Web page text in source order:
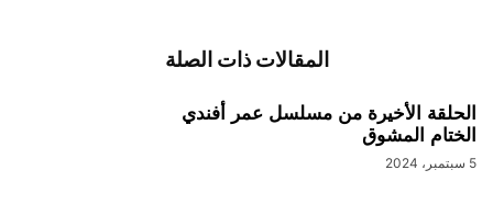
المقالات ذات الصلة
الحلقة الأخيرة من مسلسل عمر أفندي
الختام المشوق
5 سبتمبر، 2024